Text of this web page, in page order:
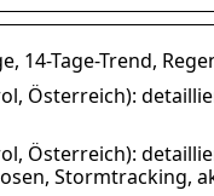
14-Tage-Trend,
Österreich):
Österreich):
Stormtracking,